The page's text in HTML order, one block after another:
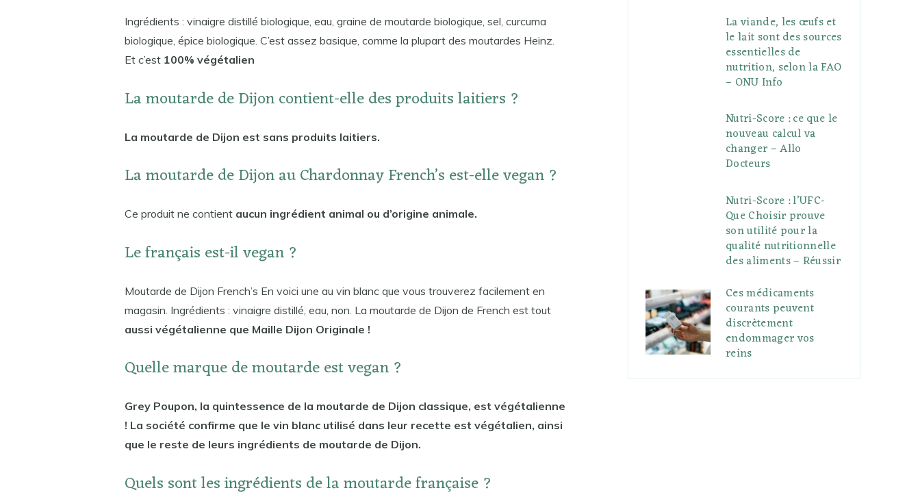
Ingrédients : vinaigre distillé biologique, eau, graine de moutarde biologique, sel, curcuma
biologique, épice biologique. C’est assez basique, comme la plupart des moutardes Heinz.
Et c’est 100% végétalien
La moutarde de Dijon contient-elle des produits laitiers ?
La moutarde de Dijon est sans produits laitiers.
La moutarde de Dijon au Chardonnay French’s est-elle vegan ?
Ce produit ne contient aucun ingrédient animal ou d’origine animale.
Le français est-il vegan ?
Moutarde de Dijon French’s En voici une au vin blanc que vous trouverez facilement en
magasin. Ingrédients : vinaigre distillé, eau, non. La moutarde de Dijon de French est tout
aussi végétalienne que Maille Dijon Originale !
Quelle marque de moutarde est vegan ?
Grey Poupon, la quintessence de la moutarde de Dijon classique, est végétalienne
! La société confirme que le vin blanc utilisé dans leur recette est végétalien, ainsi
que le reste de leurs ingrédients de moutarde de Dijon.
Quels sont les ingrédients de la moutarde française ?
La viande, les œufs et
le lait sont des sources
essentielles de
nutrition, selon la FAO
– ONU Info
Nutri-Score : ce que le
nouveau calcul va
changer – Allo
Docteurs
Nutri-Score : l’UFC-
Que Choisir prouve
son utilité pour la
qualité nutritionnelle
des aliments – Réussir
Ces médicaments
courants peuvent
discrètement
endommager vos
reins